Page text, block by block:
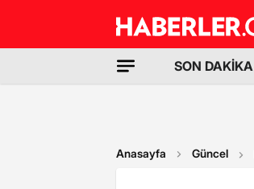
SON DAKİKA
Anasayfa Güncel